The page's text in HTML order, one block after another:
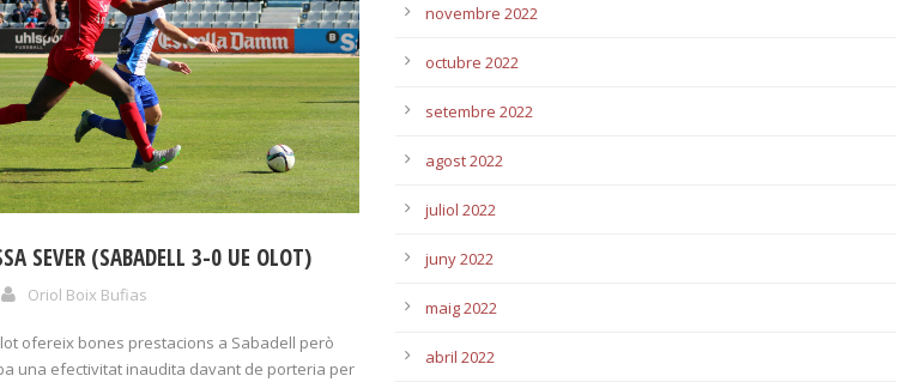
SEVER (SABADELL 3-0 UE OLOT)
Oriol Boix Bufias
ofereix bones prestacions a Sabadell però
una efectivitat inaudita davant de porteria per
novembre 2022
octubre 2022
setembre 2022
agost 2022
juliol 2022
juny 2022
maig 2022
abril 2022